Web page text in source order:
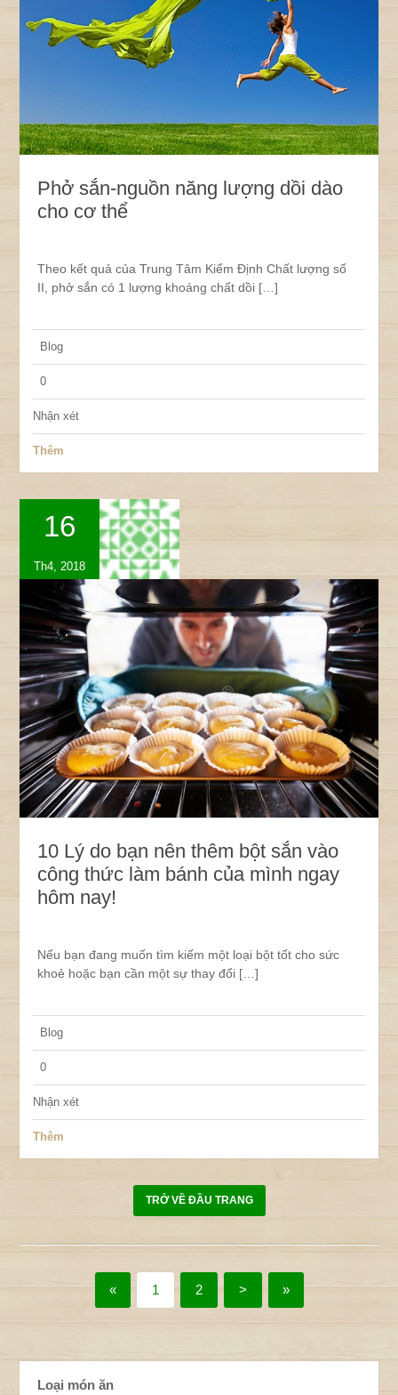
Phở sắn-nguồn năng lượng dồi dào
cho cơ thể
Theo kết quả của Trung Tâm Kiểm Định Chất lượng số
II, phở sắn có 1 lượng khoáng chất dồi […]
Blog
0
Nhận xét
Thêm
16
Th4, 2018
10 Lý do bạn nên thêm bột sắn vào
công thức làm bánh của mình ngay
hôm nay!
Nếu bạn đang muốn tìm kiếm một loại bột tốt cho sức
khoẻ hoặc bạn cần một sự thay đổi […]
Blog
0
Nhận xét
Thêm
TRỞ VỀ ĐẦU TRANG
« 1 2 > »
Loại món ăn